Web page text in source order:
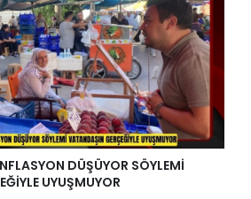
DÜŞÜYOR SÖYLEMİ
UYUŞMUYOR